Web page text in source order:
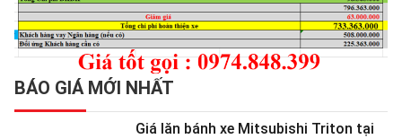
BÁO GIÁ MỚI NHẤT
Giá lăn bánh xe Mitsubishi Triton tại